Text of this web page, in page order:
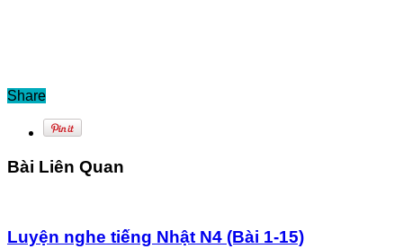
Share
Bài Liên Quan
Luyện nghe tiếng Nhật N4 (Bài 1-15)